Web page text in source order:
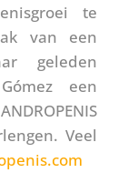
te
van een
geleden
een
Veel